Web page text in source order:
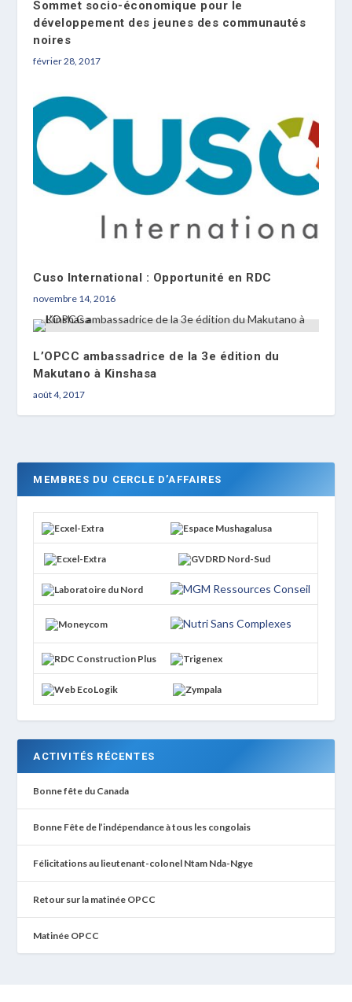
Sommet socio-économique pour le
développement des jeunes des communautés
noires
février 28, 2017
Cuso International : Opportunité en RDC
novembre 14, 2016
L’OPCC ambassadrice de la 3e édition du
Makutano à Kinshasa
août 4, 2017
MEMBRES DU CERCLE D’AFFAIRES
ACTIVITÉS RÉCENTES
Bonne fête du Canada
Bonne Fête de l’indépendance à tous les congolais
Félicitations au lieutenant-colonel Ntam Nda-Ngye
Retour sur la matinée OPCC
Matinée OPCC